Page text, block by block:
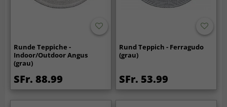
Runde Teppiche -
Indoor/Outdoor Angus
(grau)
SFr. 88.99
Rund Teppich - Ferragudo
(grau)
SFr. 53.99